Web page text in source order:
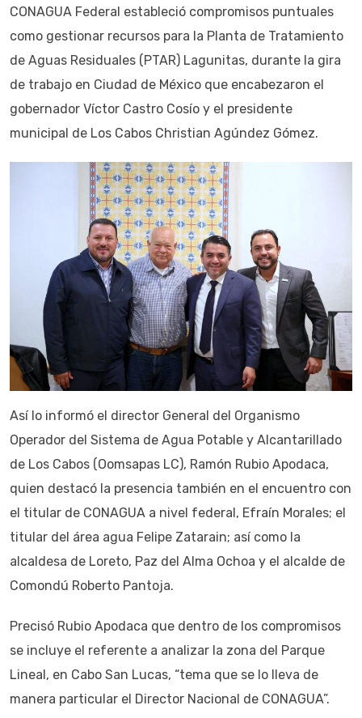
CONAGUA Federal estableció compromisos puntuales
como gestionar recursos para la Planta de Tratamiento
de Aguas Residuales (PTAR) Lagunitas, durante la gira
de trabajo en Ciudad de México que encabezaron el
gobernador Víctor Castro Cosío y el presidente
municipal de Los Cabos Christian Agúndez Gómez.
Así lo informó el director General del Organismo
Operador del Sistema de Agua Potable y Alcantarillado
de Los Cabos (Oomsapas LC), Ramón Rubio Apodaca,
quien destacó la presencia también en el encuentro con
el titular de CONAGUA a nivel federal, Efraín Morales; el
titular del área agua Felipe Zatarain; así como la
alcaldesa de Loreto, Paz del Alma Ochoa y el alcalde de
Comondú Roberto Pantoja.
Precisó Rubio Apodaca que dentro de los compromisos
se incluye el referente a analizar la zona del Parque
Lineal, en Cabo San Lucas, “tema que se lo lleva de
manera particular el Director Nacional de CONAGUA”.